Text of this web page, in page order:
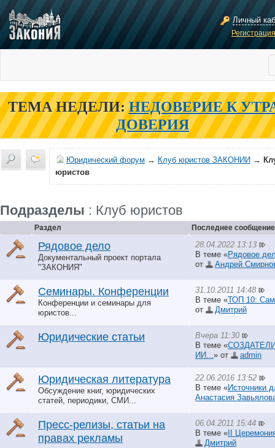
Личный
ТЕМА НЕДЕЛИ: НЕДОВЕРИЕ К
ДОВЕРИЯ
Юридический форум → Клуб юристов ЗАКОНИИ →
юристов
Подразделы : Клуб юристов
Раздел Последнее сообщение
Рядовое дело
Документальный проект портала
"ЗАКОНИЯ"
28.04.2022 13:13
В теме «Рядовое
от
Андрей
Семинары. Конференции
Конференции и семинары для
юристов...
31.10.2011 14:48
В теме «ТОП 10:
от
Дмитрий
Юридические статьи
Вчера 11:30
В теме «
ИИ... » от аdmin
Юридическая литература
Обсуждение книг, юридических
статей, периодики, СМИ...
22.06.2016 13:52
В теме «Источники
Анастасия
Пресс-релизы, статьи на
правах рекламы
06.04.2011 15:44
В теме «II
Дмитрий